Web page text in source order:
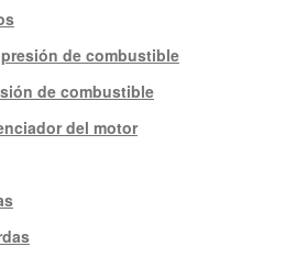
de combustible
de combustible
del motor